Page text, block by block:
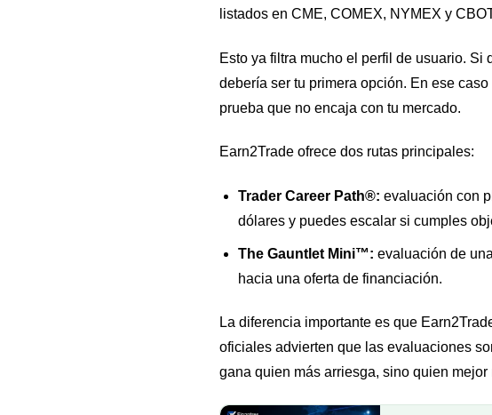
listados en CME, COMEX, NYMEX y
Esto ya filtra mucho el perfil de usuario.
debería ser tu primera opción. En ese
prueba que no encaja con tu mercado.
Earn2Trade ofrece dos rutas principales:
Trader Career Path®: evaluación con
dólares y puedes escalar si cumples
The Gauntlet Mini™: evaluación de
hacia una oferta de financiación.
La diferencia importante es que
oficiales advierten que las evaluaciones
gana quien más arriesga, sino quien mejor